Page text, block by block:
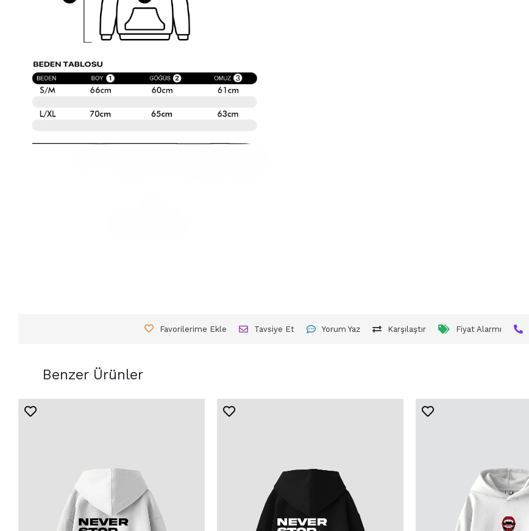
Favorilerime Ekle Tavsiye Et Yorum Yaz Karşılaştır Fiyat Alarmı
Benzer Ürünler